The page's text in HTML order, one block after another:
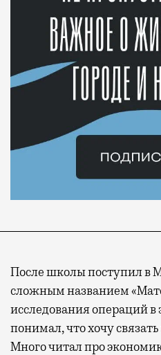
После школы поступил в
сложным названием
исследования операций в
понимал, что хочу
Много читал про